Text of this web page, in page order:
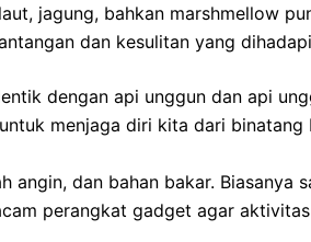
jagung, bahkan marshmellow
dan kesulitan yang
dengan api unggun dan api
menjaga diri kita dari
dan bahan bakar. Biasanya
perangkat gadget agar